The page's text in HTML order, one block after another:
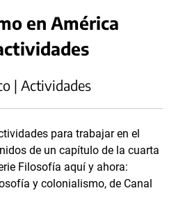
en América
| Actividades
para trabajar en el
de un capítulo de la cuarta
Filosofía aquí y ahora:
y colonialismo, de Canal